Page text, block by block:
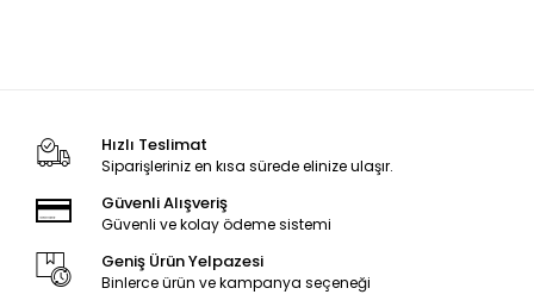
Hızlı Teslimat
Siparişleriniz en kısa sürede elinize ulaşır.
Güvenli Alışveriş
Güvenli ve kolay ödeme sistemi
Geniş Ürün Yelpazesi
Binlerce ürün ve kampanya seçeneği